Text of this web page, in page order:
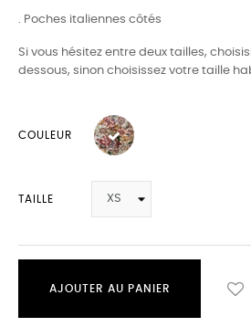
. Poches italiennes côtés
Si vous hésitez entre deux tailles,
dessous, sinon choisissez votre taille
COULEUR
TAILLE
AJOUTER AU PANIER